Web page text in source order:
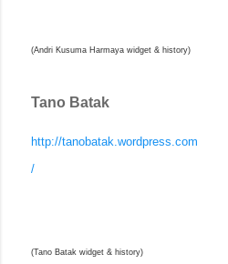
(Andri Kusuma Harmaya widget & history)
Tano Batak
http://tanobatak.wordpress.com
/
(Tano Batak widget & history)